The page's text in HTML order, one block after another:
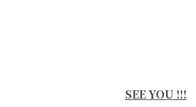
SEE YOU !!!